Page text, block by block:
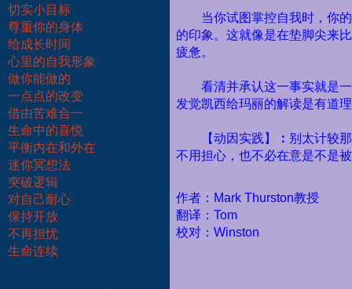
切实小目标
尊重你的身体
给成长时间
心里的自我形象
做你能做的
一点点的改变
借由苦难合一
生命中的喜悦
平衡内在和外在
迷你冥想法
突破逻辑
对自己耐心
保持开放
不再担忧
生命连续
当你试图掌控自我时，你
的印象。这就像是在垫脚尖来
疲惫。
看清并承认这一事实就是
发觉凯西给玛丽的解读是有道
【动因实践】 ： 别太计较
不用担心，也不必在意是不是
作者：Mark Thurston教授
翻译：Tom
校对：Winston